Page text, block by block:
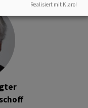
Realisiert mit Klaro!